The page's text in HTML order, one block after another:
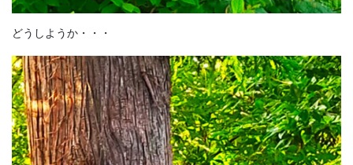
どうしようか・・・